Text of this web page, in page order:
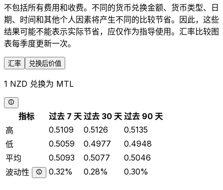
不包括所有费用和收费。不同的货币兑换金额、货币类型、日
期、时间和其他个人因素将产生不同的比较节省。因此，这些
结果可能不能表示实际节省，应仅作为指导使用。汇率比较图
表每季度更新一次。
汇率 兑换后价值
1 NZD 兑换为 MTL
指标 过去 7 天 过去 30 天 过去 90 天
高
0.5109 0.5126
0.5135
低
0.5059 0.4977
0.4948
平均
0.5093 0.5077
0.5046
波动性
0.32% 0.28% 0.30%